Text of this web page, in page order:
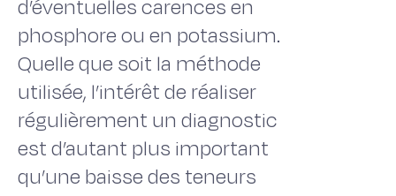
d’éventuelles carences en
phosphore ou en potassium.
Quelle que soit la méthode
utilisée, l’intérêt de réaliser
régulièrement un diagnostic
est d’autant plus important
qu’une baisse des teneurs